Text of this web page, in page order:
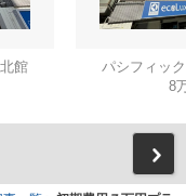
館
パシフィッ
8